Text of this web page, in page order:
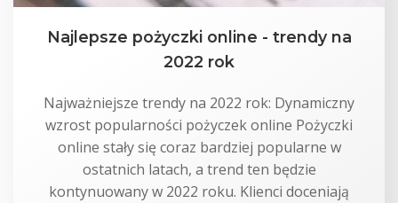
Najlepsze pożyczki online - trendy na
2022 rok
Najważniejsze trendy na 2022 rok: Dynamiczny
wzrost popularności pożyczek online Pożyczki
online stały się coraz bardziej popularne w
ostatnich latach, a trend ten będzie
kontynuowany w 2022 roku. Klienci doceniają